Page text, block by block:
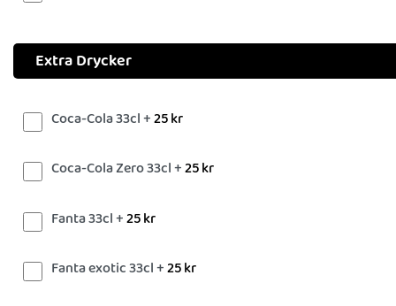
Extra Drycker
Coca-Cola 33cl +25kr
Coca-Cola Zero 33cl +25kr
Fanta 33cl +25kr
Fanta exotic 33cl +25kr